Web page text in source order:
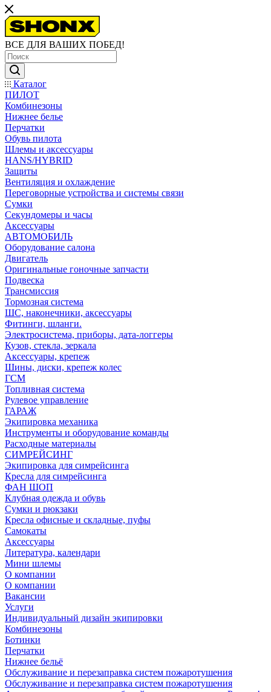
ВСЕ ДЛЯ ВАШИХ ПОБЕД!
Каталог
ПИЛОТ
Комбинезоны
Нижнее белье
Перчатки
Обувь пилота
Шлемы и аксессуары
HANS/HYBRID
Защиты
Вентиляция и охлаждение
Переговорные устройства и системы связи
Сумки
Секундомеры и часы
Аксессуары
АВТОМОБИЛЬ
Оборудование салона
Двигатель
Оригинальные гоночные запчасти
Подвеска
Трансмиссия
Тормозная система
ШС, наконечники, аксессуары
Фитинги, шланги.
Электросистема, приборы, дата-логгеры
Кузов, стекла, зеркала
Аксессуары, крепеж
Шины, диски, крепеж колес
ГСМ
Топливная система
Рулевое управление
ГАРАЖ
Экипировка механика
Инструменты и оборудование команды
Расходные материалы
СИМРЕЙСИНГ
Экипировка для симрейсинга
Кресла для симрейсинга
ФАН ШОП
Клубная одежда и обувь
Сумки и рюкзаки
Кресла офисные и складные, пуфы
Самокаты
Аксессуары
Литература, календари
Мини шлемы
О компании
О компании
Вакансии
Услуги
Индивидуальный дизайн экипировки
Комбинезоны
Ботинки
Перчатки
Нижнее бельё
Обслуживание и перезаправка систем пожаротушения
Обслуживание и перезаправка систем пожаротушения